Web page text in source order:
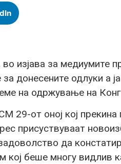
изјава за медиумите
донесените одлуки а
на одржување на
29-от оној кој прекина
присуствуваат
да
кој беше многу видлив